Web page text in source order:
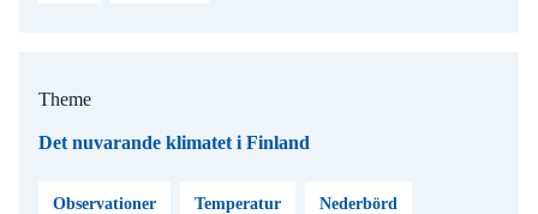
Theme
Det nuvarande klimatet i Finland
Observationer Temperatur Nederbörd